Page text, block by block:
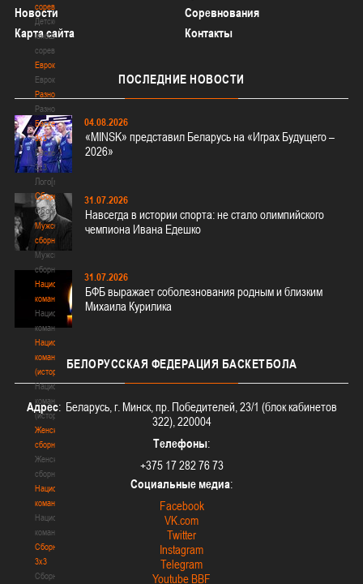
соревнования
Детско-
юношеские
соревнования
Еврокубки
Еврокубки
Разное
Разное
Баскетбол
3х3
Баскетбол
3х3
Лого[modid=121]
Сборные
Сборные
Мужские
сборные
Мужские
сборные
Национальная
команда
Национальная
команда
Национальная
команда
(история)
Национальная
команда
(история)
Женские
сборные
Женские
сборные
Национальная
команда
Национальная
команда
Сборные
3х3
Сборные
Новости
Соревнования
Карта сайта
Контакты
ПОСЛЕДНИЕ НОВОСТИ
04.08.2026
«MINSK» представил Беларусь на «Играх Будущего –
2026»
31.07.2026
Навсегда в истории спорта: не стало олимпийского
чемпиона Ивана Едешко
31.07.2026
БФБ выражает соболезнования родным и близким
Михаила Курилика
БЕЛОРУССКАЯ ФЕДЕРАЦИЯ БАСКЕТБОЛА
Адрес: Беларусь, г. Минск, пр. Победителей, 23/1 (блок кабинетов
322), 220004
Телефоны:
+375 17 282 76 73
Социальные медиа:
Facebook
VK.com
Twitter
Instagram
Telegram
Youtube BBF